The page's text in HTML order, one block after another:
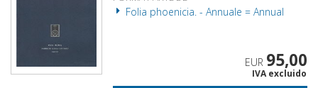
Folia phoenicia. - Annuale = Annual
EUR 95,00
IVA excluido